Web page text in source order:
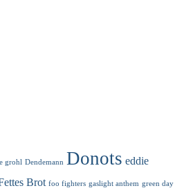
grohl Dendemann Donots eddie
Brot foo fighters gaslight anthem green day